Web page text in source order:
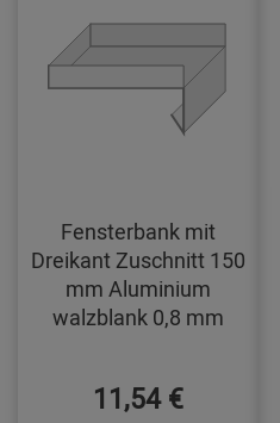
Fensterbank mit
Dreikant Zuschnitt 150
mm Aluminium
walzblank 0,8 mm
11,54 €